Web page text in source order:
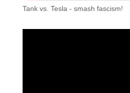
Tank vs. Tesla - smash fascism!